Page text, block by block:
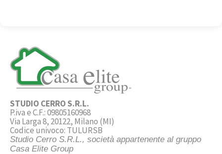
STUDIO CERRO S.R.L.
P.iva e C.F.: 09805160968
Via Larga 8, 20122, Milano (MI)
Codice univoco: TULURSB
Studio Cerro S.R.L., società appartenente al gruppo
Casa Elite Group